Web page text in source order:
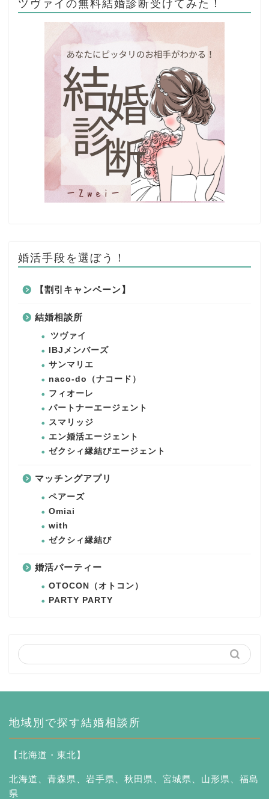
ツヴァイの無料結婚診断受けてみた！
婚活手段を選ぼう！
【割引キャンペーン】
結婚相談所
ツヴァイ
IBJメンバーズ
サンマリエ
naco-do（ナコード）
フィオーレ
パートナーエージェント
スマリッジ
エン婚活エージェント
ゼクシィ縁結びエージェント
マッチングアプリ
ペアーズ
Omiai
with
ゼクシィ縁結び
婚活パーティー
OTOCON（オトコン）
PARTY PARTY
地域別で探す結婚相談所
【北海道・東北】
北海道 青森県 岩手県 秋田県 宮城県 山形県
福島
県